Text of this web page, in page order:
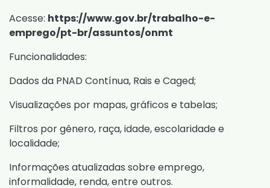
Acesse: https://www.gov.br/trabalho-e-
emprego/pt-br/assuntos/onmt
Funcionalidades:
Dados da PNAD Contínua, Rais e Caged;
Visualizações por mapas, gráficos e tabelas;
Filtros por gênero, raça, idade, escolaridade e
localidade;
Informações atualizadas sobre emprego,
informalidade, renda, entre outros.